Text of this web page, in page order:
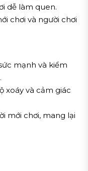
dễ làm quen.
chơi và người chơi
mạnh và kiểm
xoáy và cảm giác
mới chơi, mang lại